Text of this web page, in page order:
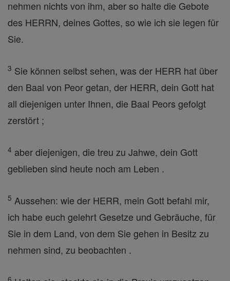
nehmen nichts von ihm, aber so halte die Gebote
des HERRN, deines Gottes, so wie ich sie legen für
Sie.
3 Sie können selbst sehen, was der HERR hat über
den Baal von Peor getan, der HERR, dein Gott hat
all diejenigen unter Ihnen, die Baal Peors gefolgt
zerstört ;
4 aber diejenigen, die treu zu Jahwe, dein Gott
geblieben sind heute noch am Leben .
5 Aussehen: wie der HERR, mein Gott befahl mir,
ich habe euch gelehrt Gesetze und Gebräuche, für
Sie in dem Land, von dem Sie gehen in Besitz zu
nehmen sind, zu beobachten .